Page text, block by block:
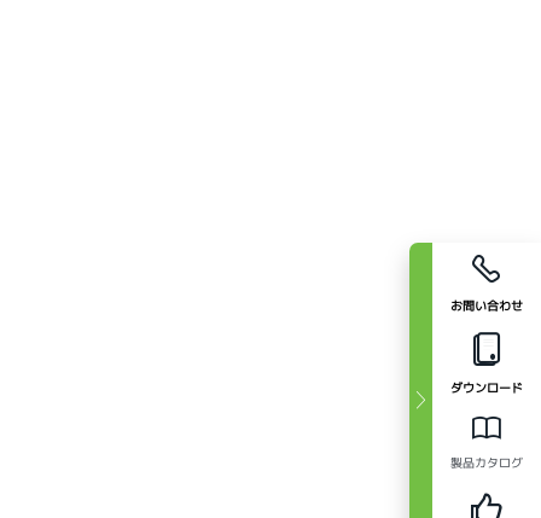
お問い合わせ
ダウンロード
製品カタログ